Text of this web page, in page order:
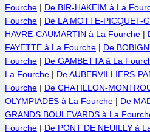
Fourche | De BIR-HAKEIM à La
Fourche | De LA MOTTE-PICQUET-
HAVRE-CAUMARTIN à La Fourche |
FAYETTE à La Fourche | De
Fourche | De GAMBETTA à La
La Fourche | De AUBERVILLIERS-
Fourche | De CHATILLON-
OLYMPIADES à La Fourche | De
GRANDS BOULEVARDS à La
Fourche | De PONT DE NEUILLY à